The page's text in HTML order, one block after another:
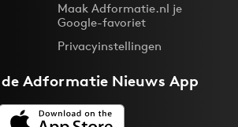
Maak Adformatie.nl je
Google-favoriet
Privacyinstellingen
deAdformatie Nieuws App